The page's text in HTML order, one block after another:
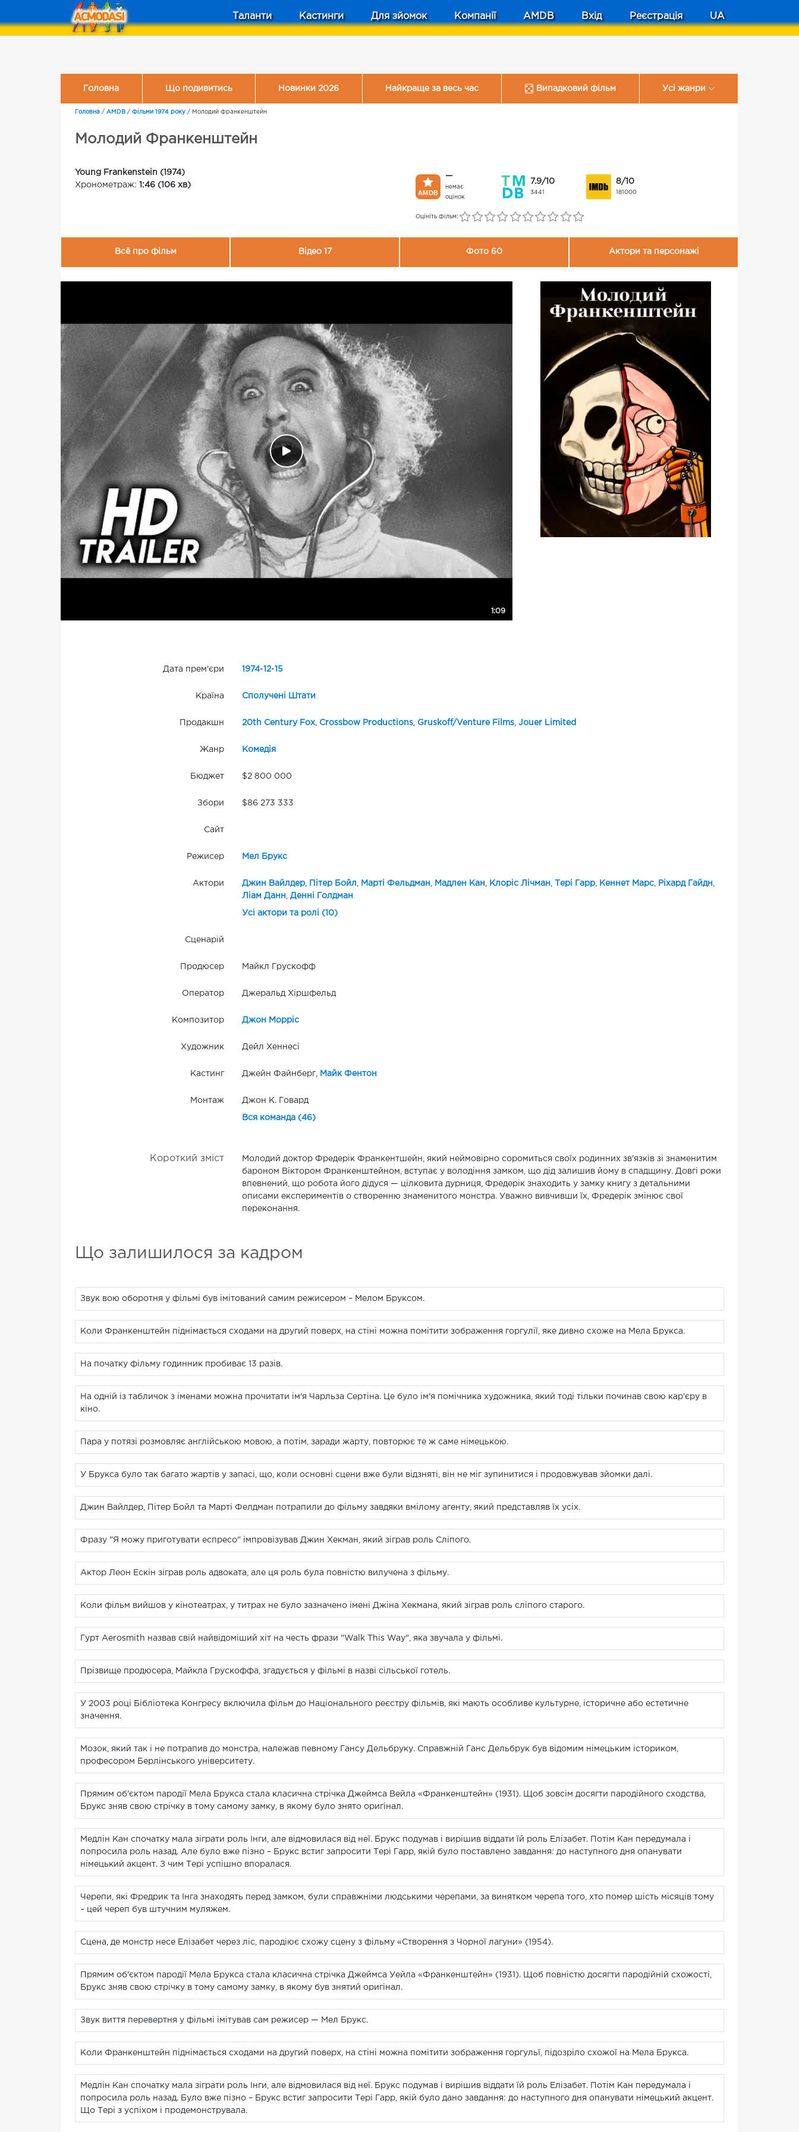
Таланти Кастинги Для зйомок Компанії AMDB Вхід Реєстрація UA
Головна Що подивитись Новинки 2026 Найкраще за весь час Випадковий фільм Усі жанри
Головна / AMDB / Фільми 1974 року / Молодий Франкенштейн
Молодий Франкенштейн
Young Frankenstein (1974)
Хронометраж: 1:46 (106 хв)
—
немає
оцінок
7.9/10
3441
8/10
181000
Оцініть фільм:
Всё про фільм Відео 17 Фото 60 Актори та персонажі
1:09
Дата прем'єри 1974-12-15
Країна Сполучені Штати
Продакшн 20th Century Fox, Crossbow Productions, Gruskoff/Venture Films, Jouer Limited
Жанр Комедія
Бюджет $2 800 000
Збори $86 273 333
Сайт
Режисер Мел Брукс
Актори Джин Вайлдер, Пітер Бойл Марті Фельдман Мадлен Кан Клоріс Лічман Тері Гарр, Кеннет Марс, Ріхард Гайдн
Ліам Данн
Денні Голдман
Усі актори та ролі (10)
Сценарій
Продюсер Майкл Грускофф
Оператор Джеральд Хіршфельд
Композитор Джон Морріс
Художник Дейл Хеннесі
Кастинг Джейн Файнберг, Майк Фентон
Монтаж Джон К. Говард
Вся команда (46)
Короткий зміст
Молодий доктор Фредерік Франкентшейн, який неймовірно соромиться своїх родинних зв'язків зі знаменитим
бароном Віктором Франкенштейном, вступає у володіння замком, що дід залишив йому в спадщину. Довгі роки
впевнений, що робота його дідуся — цілковита дурниця, Фредерік знаходить у замку книгу з детальними
описами експериментів о створенню знаменитого монстра. Уважно вивчивши їх, Фредерік змінює свої
переконання.
Що залишилося за кадром
Звук вою оборотня у фільмі був імітований самим режисером – Мелом Бруксом.
Коли Франкенштейн піднімається сходами на другий поверх, на стіні можна помітити зображення горгулії, яке дивно схоже на Мела Брукса.
На початку фільму годинник пробиває 13 разів.
На одній із табличок з іменами можна прочитати ім'я Чарльза Сертіна. Це було ім'я помічника художника, який тоді тільки починав свою кар'єру в
кіно.
Пара у потязі розмовляє англійською мовою, а потім, заради жарту, повторює те ж саме німецькою.
У Брукса було так багато жартів у запасі, що, коли основні сцени вже були відзняті, він не міг зупинитися і продовжував зйомки далі.
Джин Вайлдер, Пітер Бойл та Марті Фелдман потрапили до фільму завдяки вмілому агенту, який представляв їх усіх.
Фразу "Я можу приготувати еспресо" імпровізував Джин Хекман, який зіграв роль Сліпого.
Актор Леон Ескін зіграв роль адвоката, але ця роль була повністю вилучена з фільму.
Коли фільм вийшов у кінотеатрах, у титрах не було зазначено імені Джіна Хекмана, який зіграв роль сліпого старого.
Гурт Aerosmith назвав свій найвідоміший хіт на честь фрази "Walk This Way", яка звучала у фільмі.
Прізвище продюсера, Майкла Грускоффа, згадується у фільмі в назві сільської готель.
У 2003 році Бібліотека Конгресу включила фільм до Національного реєстру фільмів, які мають особливе культурне, історичне або естетичне
значення.
Мозок, який так і не потрапив до монстра, належав певному Гансу Дельбруку. Справжній Ганс Дельбрук був відомим німецьким істориком,
професором Берлінського університету.
Прямим об'єктом пародії Мела Брукса стала класична стрічка Джеймса Вейла «Франкенштейн» (1931). Щоб зовсім досягти пародійного сходства,
Брукс зняв свою стрічку в тому самому замку, в якому було знято оригінал.
Медлін Кан спочатку мала зіграти роль Інги, але відмовилася від неї. Брукс подумав і вирішив віддати їй роль Елізабет. Потім Кан передумала і
попросила роль назад. Але було вже пізно – Брукс встиг запросити Тері Гарр, якій було поставлено завдання: до наступного дня опанувати
німецький акцент. З чим Тері успішно впоралася.
Черепи, які Фредрик та Інга знаходять перед замком, були справжніми людськими черепами, за винятком черепа того, хто помер шість місяців тому
– цей череп був штучним муляжем.
Сцена, де монстр несе Елізабет через ліс, пародіює схожу сцену з фільму «Створення з Чорної лагуни» (1954).
Прямим об'єктом пародії Мела Брукса стала класична стрічка Джеймса Уейла «Франкенштейн» (1931). Щоб повністю досягти пародійній схожості,
Брукс зняв свою стрічку в тому самому замку, в якому був знятий оригінал.
Звук виття перевертня у фільмі імітував сам режисер — Мел Брукс.
Коли Франкенштейн піднімається сходами на другий поверх, на стіні можна помітити зображення горгульї, підозріло схожої на Мела Брукса.
Медлін Кан спочатку мала зіграти роль Інги, але відмовилася від неї. Брукс подумав і вирішив віддати їй роль Елізабет. Потім Кан передумала і
попросила роль назад. Було вже пізно – Брукс встиг запросити Тері Гарр, якій було дано завдання: до наступного дня опанувати німецький акцент.
Що Тері з успіхом і продемонструвала.